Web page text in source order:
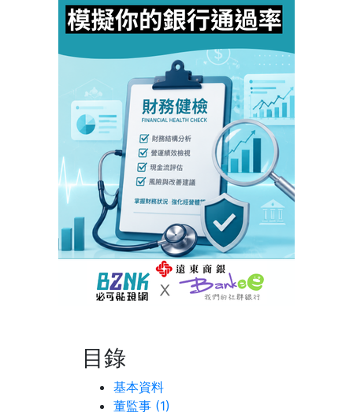
目錄
基本資料
董監事 (1)